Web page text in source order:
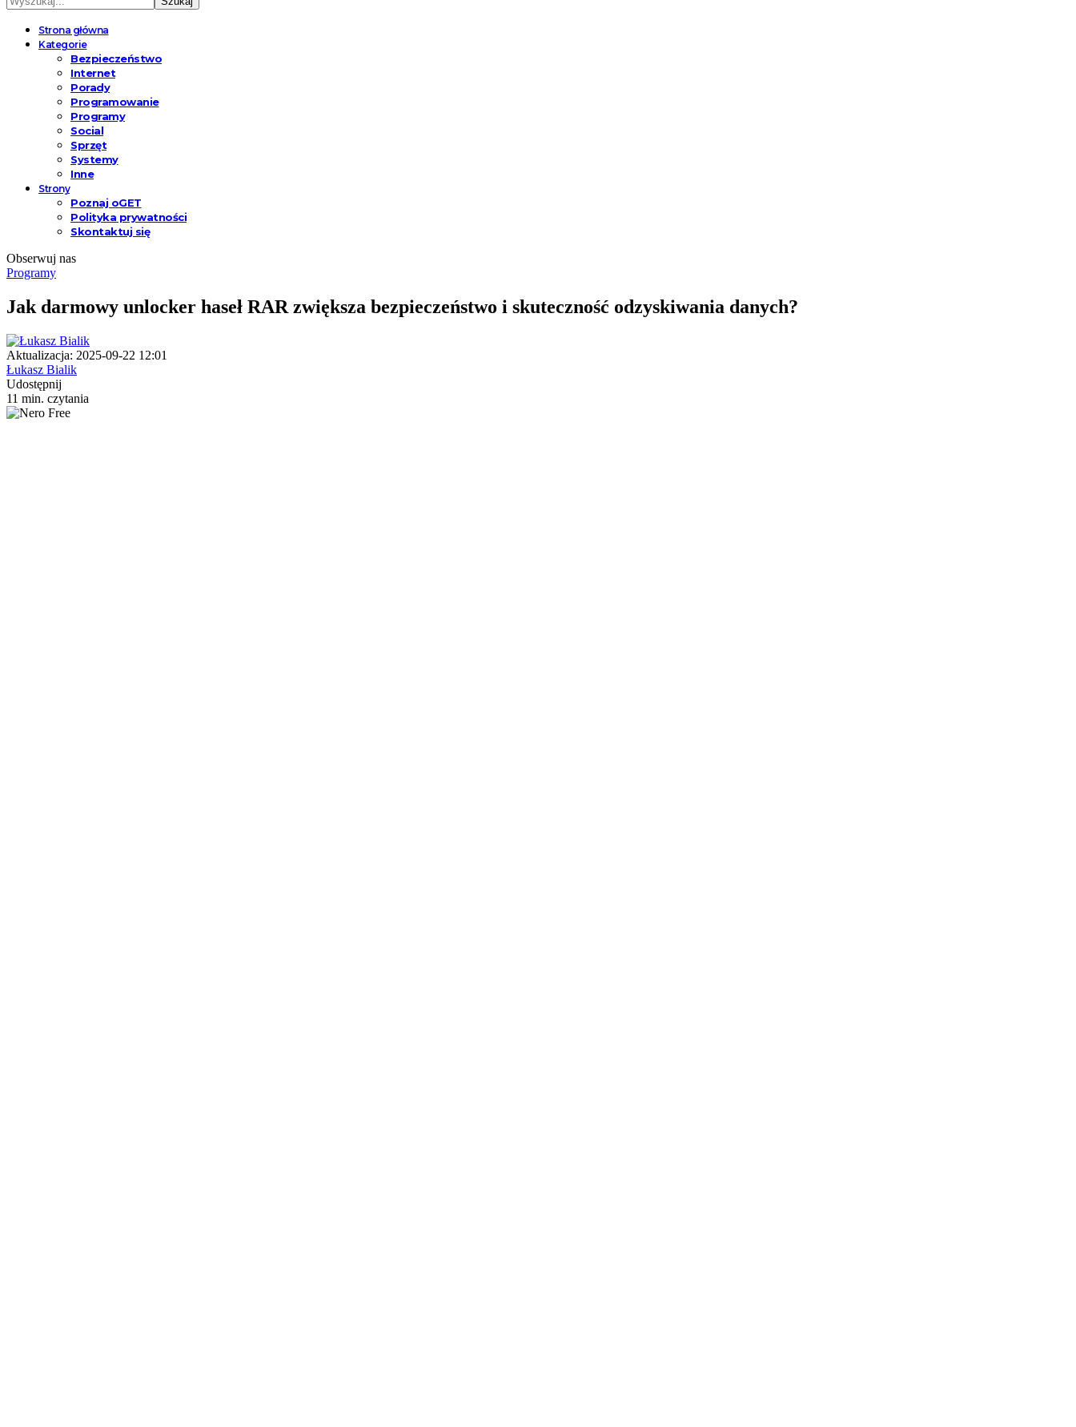
Strona główna
Kategorie
Bezpieczeństwo
Internet
Porady
Programowanie
Programy
Social
Sprzęt
Systemy
Inne
Strony
Poznaj oGET
Polityka prywatności
Skontaktuj się
Obserwuj nas
Programy
Jak darmowy unlocker haseł RAR zwiększa bezpieczeństwo i skuteczność odzyskiwania danych?
Aktualizacja: 2025-09-22 12:01
Łukasz Bialik
Udostępnij
11 min. czytania